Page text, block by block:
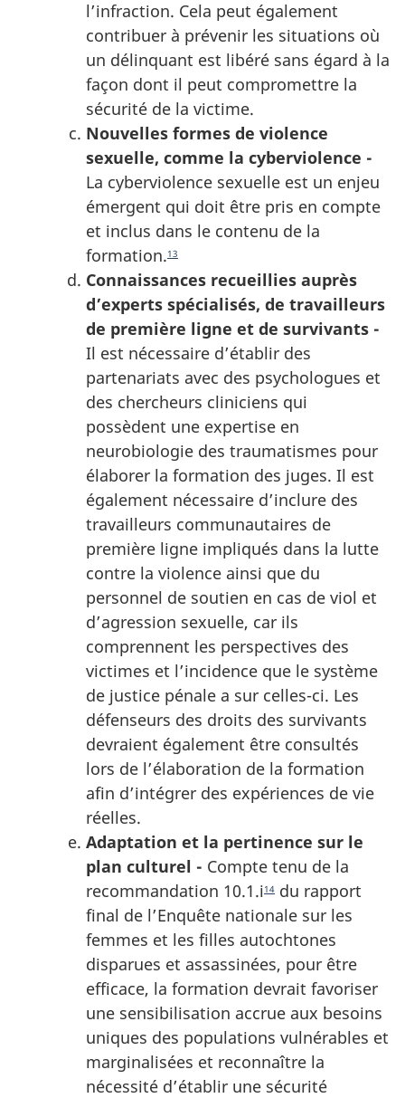
l’infraction. Cela peut également
contribuer à prévenir les situations où
un délinquant est libéré sans égard à la
façon dont il peut compromettre la
sécurité de la victime.
Nouvelles formes de violence
sexuelle, comme la cyberviolence -
La cyberviolence sexuelle est un enjeu
émergent qui doit être pris en compte
et inclus dans le contenu de la
formation.13
Connaissances recueillies auprès
d’experts spécialisés, de travailleurs
de première ligne et de survivants -
Il est nécessaire d’établir des
partenariats avec des psychologues et
des chercheurs cliniciens qui
possèdent une expertise en
neurobiologie des traumatismes pour
élaborer la formation des juges. Il est
également nécessaire d’inclure des
travailleurs communautaires de
première ligne impliqués dans la lutte
contre la violence ainsi que du
personnel de soutien en cas de viol et
d’agression sexuelle, car ils
comprennent les perspectives des
victimes et l’incidence que le système
de justice pénale a sur celles-ci. Les
défenseurs des droits des survivants
devraient également être consultés
lors de l’élaboration de la formation
afin d’intégrer des expériences de vie
réelles.
Adaptation et la pertinence sur le
plan culturel - Compte tenu de la
recommandation 10.1.i14 du rapport
final de l’Enquête nationale sur les
femmes et les filles autochtones
disparues et assassinées, pour être
efficace, la formation devrait favoriser
une sensibilisation accrue aux besoins
uniques des populations vulnérables et
marginalisées et reconnaître la
nécessité d’établir une sécurité